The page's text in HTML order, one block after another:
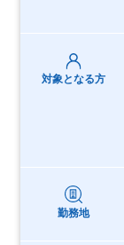
対象となる方
勤務地